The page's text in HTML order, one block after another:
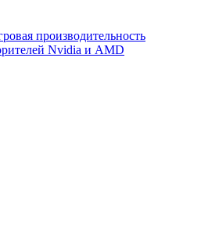
производительность
Nvidia и AMD